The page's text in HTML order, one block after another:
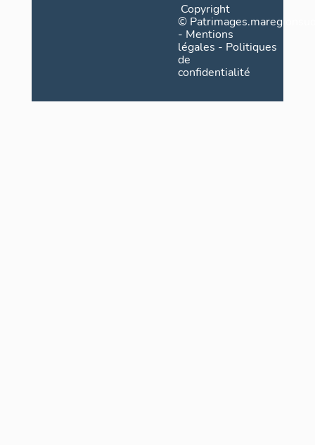
Copyright
©
- Mentions
légales - Politiques
de
confidentialité